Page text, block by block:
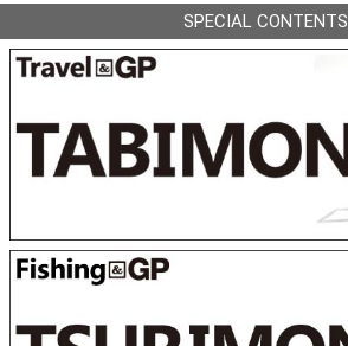
SPECIAL CONTENTS